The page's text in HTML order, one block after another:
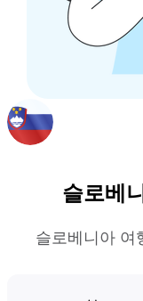
슬로베
슬로베니아 여